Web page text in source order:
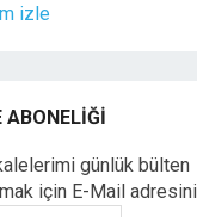
izle
ABONELIĞI
günlük bülten
için E-Mail